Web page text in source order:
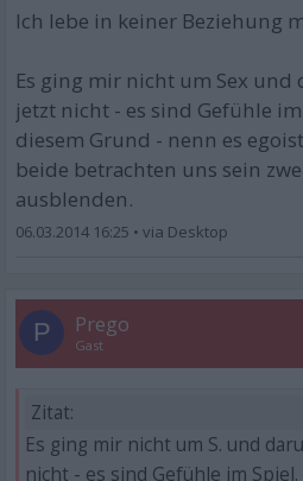
Ich lebe in keiner Beziehung
Es ging mir nicht um Sex und
jetzt nicht - es sind Gefühle
diesem Grund - nenn es
beide betrachten uns sein
ausblenden.
06.03.2014 16:25 •
P Prego
Gast
Zitat:
Es ging mir nicht um S. und
nicht - es sind Gefühle im Spiel.